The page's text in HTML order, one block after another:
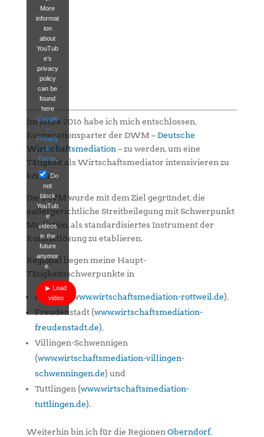
More
informat
ion
about
YouTub
e’s
privacy
policy
can be
found
here
Google
–
Privacy
&
Terms
Do
not
block
YouTub
e
videos
in the
future
anymor
e.
Load
video
Im Jahre 2016 habe ich mich entschlossen,
Kooperationsparter der DWM – Deutsche
Wirtschaftsmediation – zu werden, um eine
Tätigkeit als Wirtschaftsmediator intensivieren zu
können.
Die DWM wurde mit dem Ziel gegründet, die
außergerichtliche Streitbeilegung mit Schwerpunkt
Mediation, als standardisiertes Instrument der
Konfliktlösung zu etablieren.
Regional liegen meine Haupt-
Tätigkeitsschwerpunkte in
Rottweil ( www.wirtschaftsmediation-rottweil.de),
Freudenstadt (www.wirtschaftsmediation-
freudenstadt.de),
Villingen-Schwennigen
(www.wirtschaftsmediation-villingen-
schwenningen.de) und
Tuttlingen (www.wirtschaftsmediation-
tuttlingen.de).
Weiterhin bin ich für die Regionen Oberndorf,